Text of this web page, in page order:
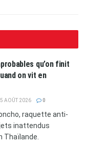
qu’on finit
on vit en
5 AOÛT 2026 0
raquette anti-
inattendus
Thaïlande.